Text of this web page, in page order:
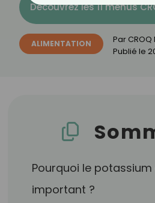
Découvrez les 11 menus
ALIMENTATION Par CROQ
Publié le
Pourquoi le potassium
important ?